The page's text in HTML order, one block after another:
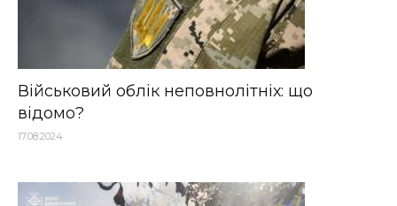
Військовий облік неповнолітніх: що
відомо?
17.08.2024